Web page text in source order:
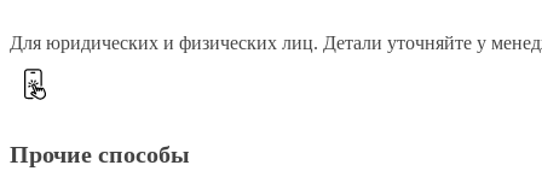
Для юридических и физических лиц. Детали уточняйте у
Прочие способы